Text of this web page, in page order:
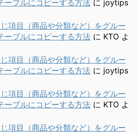
ーブルにコピーする方法 に joytips
項目（商品や分類など）をグルー
ーブルにコピーする方法 に KTO よ
項目（商品や分類など）をグルー
ーブルにコピーする方法 に joytips
項目（商品や分類など）をグルー
ーブルにコピーする方法 に KTO よ
項目（商品や分類など）をグルー